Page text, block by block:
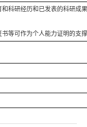
科研经历和已发表的科研成
等可作为个人能力证明的支